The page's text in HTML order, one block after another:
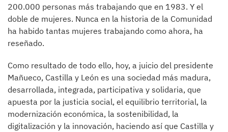
200.000 personas más trabajando que en 1983. Y el
doble de mujeres. Nunca en la historia de la Comunidad
ha habido tantas mujeres trabajando como ahora, ha
reseñado.
Como resultado de todo ello, hoy, a juicio del presidente
Mañueco, Castilla y León es una sociedad más madura,
desarrollada, integrada, participativa y solidaria, que
apuesta por la justicia social, el equilibrio territorial, la
modernización económica, la sostenibilidad, la
digitalización y la innovación, haciendo así que Castilla y